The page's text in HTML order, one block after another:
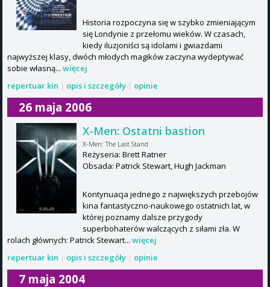
Historia rozpoczyna się w szybko zmieniającym
się Londynie z przełomu wieków. W czasach,
kiedy iluzjoniści są idolami i gwiazdami
najwyższej klasy, dwóch młodych magików zaczyna wydeptywać
sobie własną... więcej
repertuar kin | opis i szczegóły | opinie
26 maja 2006
X-Men: Ostatni bastion
X-Men: The Last Stand
Reżyseria: Brett Ratner
Obsada: Patrick Stewart, Hugh Jackman
Kontynuacja jednego z największych przebojów
kina fantastyczno-naukowego ostatnich lat, w
której poznamy dalsze przygody
superbohaterów walczących z siłami zła. W
rolach głównych: Patrick Stewart... więcej
repertuar kin | opis i szczegóły | opinie
7 maja 2004